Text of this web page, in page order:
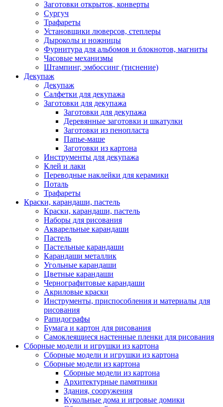
Заготовки открыток, конверты
Сургуч
Трафареты
Установщики люверсов, степлеры
Дыроколы и ножницы
Фурнитура для альбомов и блокнотов, магниты
Часовые механизмы
Штампинг, эмбоссинг (тиснение)
Декупаж
Декупаж
Салфетки для декупажа
Заготовки для декупажа
Заготовки для декупажа
Деревянные заготовки и шкатулки
Заготовки из пенопласта
Папье-маше
Заготовки из картона
Инструменты для декупажа
Клей и лаки
Переводные наклейки для керамики
Поталь
Трафареты
Краски, карандаши, пастель
Краски, карандаши, пастель
Наборы для рисования
Акварельные карандаши
Пастель
Пастельные карандаши
Карандаши металлик
Угольные карандаши
Цветные карандаши
Чернографитовые карандаши
Акриловые краски
Инструменты, приспособления и материалы для
рисования
Рапидографы
Бумага и картон для рисования
Самоклеящиеся настенные пленки для рисования
Сборные модели и игрушки из картона
Сборные модели и игрушки из картона
Сборные модели из картона
Сборные модели из картона
Архитектурные памятники
Здания, сооружения
Кукольные дома и игровые домики